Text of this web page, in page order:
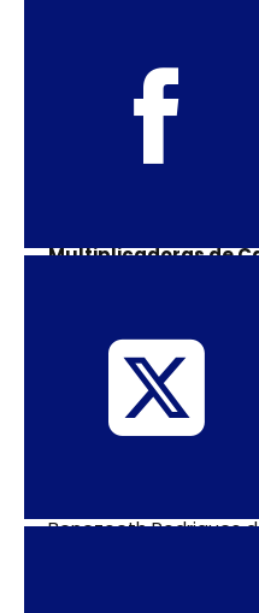
respeito aos direitos
Unidas numa sintonia
combate ao
machismo que
mulheres, sustenta o
Multiplicadoras de
Neudenis Maria
9660-2420 /
Liliane de Carvalho
Benezoeth Rodrigues